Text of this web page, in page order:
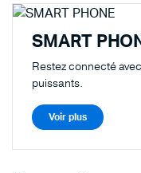
SMART
Restez connecté
puissants.
Voir plus